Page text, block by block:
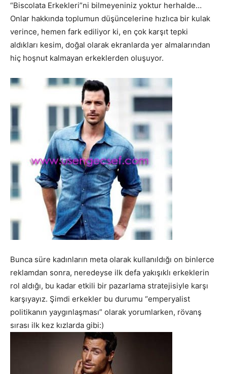
“Biscolata Erkekleri”ni bilmeyeniniz yoktur herhalde…
Onlar hakkında toplumun düşüncelerine hızlıca bir kulak
verince, hemen fark ediliyor ki, en çok karşıt tepki
aldıkları kesim, doğal olarak ekranlarda yer almalarından
hiç hoşnut kalmayan erkeklerden oluşuyor.
Bunca süre kadınların meta olarak kullanıldığı on binlerce
reklamdan sonra, neredeyse ilk defa yakışıklı erkeklerin
rol aldığı, bu kadar etkili bir pazarlama stratejisiyle karşı
karşıyayız. Şimdi erkekler bu durumu “emperyalist
politikanın yaygınlaşması” olarak yorumlarken, rövanş
sırası ilk kez kızlarda gibi:)